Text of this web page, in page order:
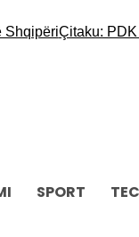
​Çitaku: PDK nuk
SPORT